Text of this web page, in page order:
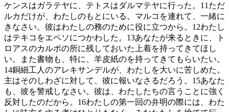
ケンスはガラテヤに、テトスはダルマテヤに行った。 11 ただ
ルカだけが、わたしのもとにいる。マルコを連れて、一緒に
きなさい。彼はわたしの務のために役に立つから。 12わたし
はテキコをエペソにつかわした。 13あなたが来るときに、ト
ロアスのカルポの所に残しておいた上着を持ってきてほし
い。また書物も、特に、羊皮紙のを持ってきてもらいたい。
14銅細工人のアレキサンデルが、わたしを大いに苦しめた。
主はそのしわざに対して、彼に報いなさるだろう。 15あなた
も、彼を警戒しなさい。彼は、わたしたちの言うことに強く
反対したのだから。 16わたしの第一回の弁明の際には、わた